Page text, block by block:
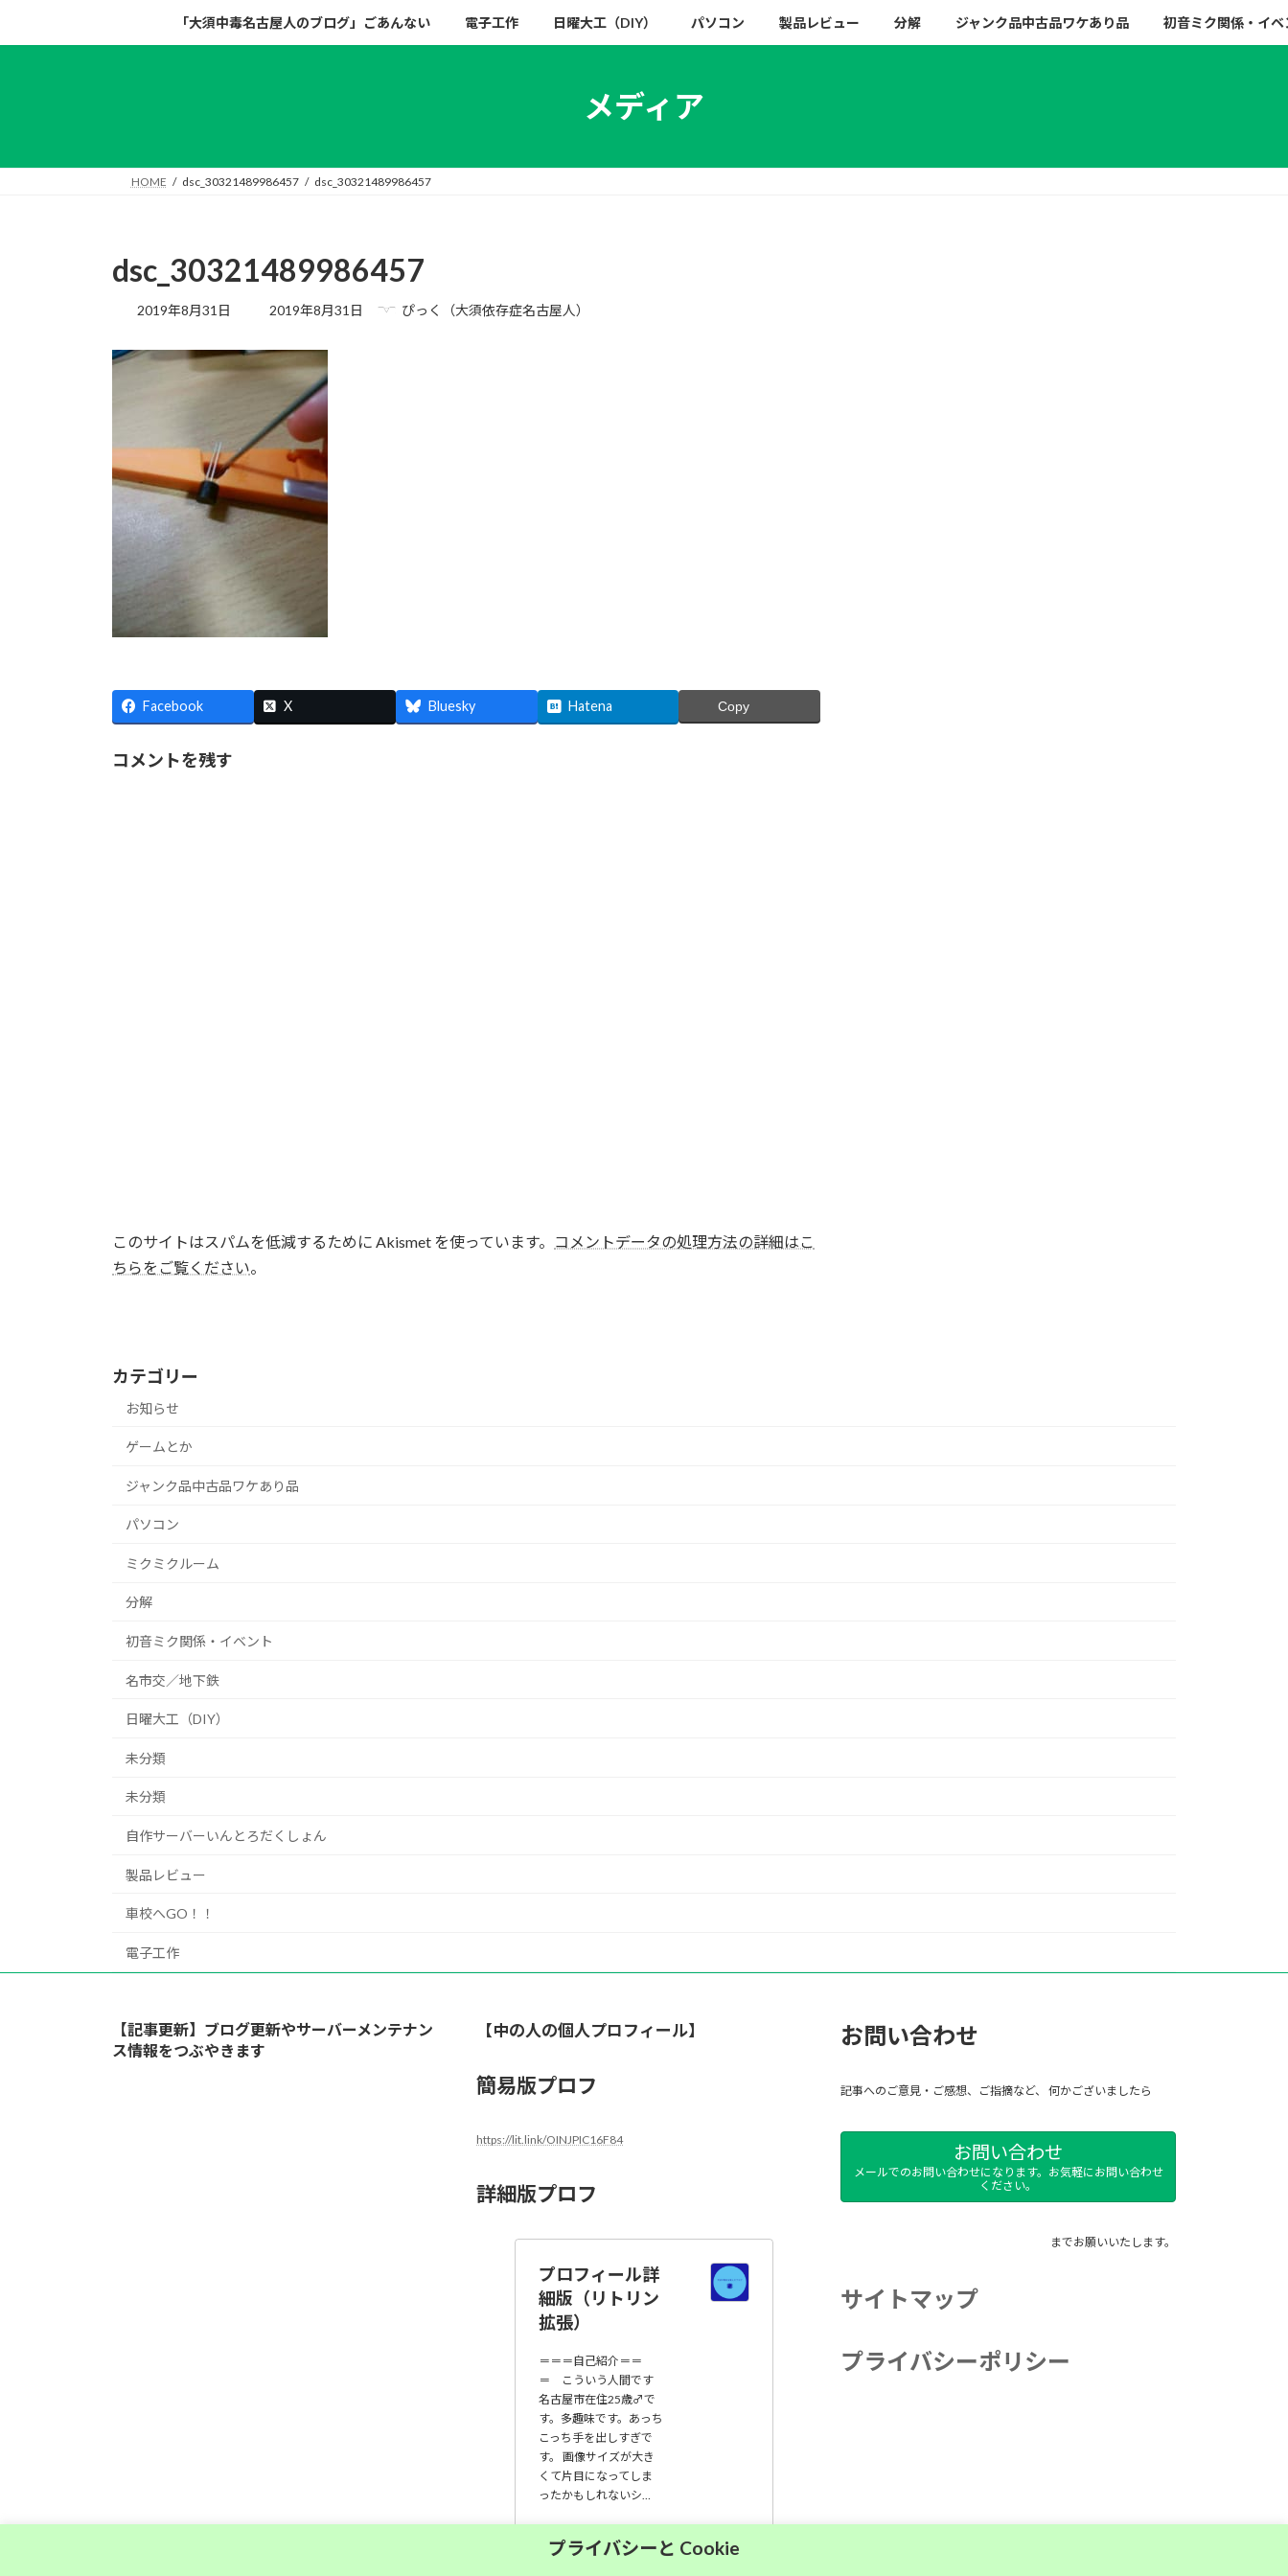
キ
に
「大須中毒名古屋人のブログ」ごあんない 電子工作 日曜大工（DIY） パソコン 製品レビュー 分解 ジャンク品中古品ワケあり品 初音ミク関係・イベ
メディア
HOME dsc_30321489986457 dsc_30321489986457
dsc_30321489986457
2019年8月31日
最
更
新
:
2019年8月31日 ぴっく（大須依存症名古屋人）
Facebook X Bluesky Hatena Copy
コメントを残す
このサイトはスパムを低減するために Akismet を使っています。
コメントデータの処理方法の詳細はこ
ちらをご覧ください。
カテゴリー
お知らせ
ゲームとか
ジャンク品中古品ワケあり品
パソコン
ミクミクルーム
分解
初音ミク関係・イベント
名市交／地下鉄
日曜大工（DIY）
未分類
未分類
自作サーバーいんとろだくしょん
製品レビュー
車校へGO！！
電子工作
【記事更新】ブログ更新やサーバーメンテナン
ス情報をつぶやきます
【中の人の個人プロフィール】
簡易版プロフ
https://lit.link/OINJPIC16F84
詳細版プロフ
プロフィール詳
細版（リトリン
拡張）
＝＝＝自己紹介＝＝
＝ こういう人間です
名古屋市在住25歳♂で
す。多趣味です。あっち
こっち手を出しすぎで
す。 画像サイズが大き
くて片目になってしま
ったかもしれないシ…
大須中毒名古屋人
のブログ
お問い合わせ
記事へのご意見・ご感想、ご指摘など、 何かございましたら
お問い合わせ
メールでのお問い合わせになります。お気軽にお問い合わせ
ください。
までお願いいたします。
サイトマップ
プライバシーポリシー
プライバシーと Cookie